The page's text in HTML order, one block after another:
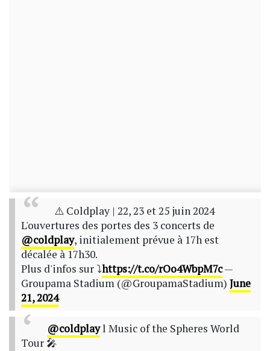
⚠️ Coldplay | 22, 23 et 25 juin 2024
L'ouvertures des portes des 3 concerts de
@coldplay, initialement prévue à 17h est
décalée à 17h30.
Plus d'infos sur ⤵️https://t.co/rOo4WbpM7c—
Groupama Stadium (@GroupamaStadium) June
21, 2024
@coldplayl Music of the Spheres World
Tour 🎤